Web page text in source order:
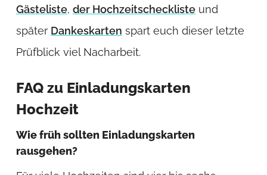
Gästeliste, der Hochzeitschecklisteund
später Dankeskarten spart euch dieser letzte
Prüfblick viel Nacharbeit.
FAQ zu Einladungskarten
Hochzeit
Wie früh sollten Einladungskarten
rausgehen?